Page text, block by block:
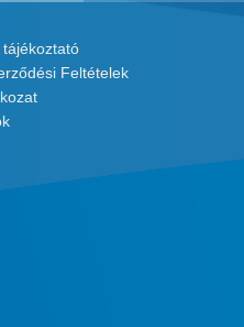
Feltételek